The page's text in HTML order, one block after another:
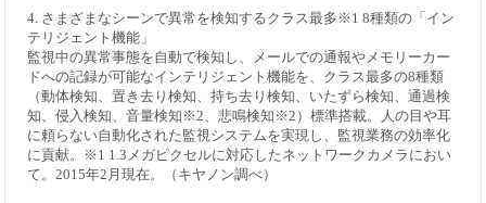
4. さまざまなシーンで異常を検知するクラス最多※1 8種類の「イン
テリジェント機能」
監視中の異常事態を自動で検知し、メールでの通報やメモリーカー
ドへの記録が可能なインテリジェント機能を、クラス最多の8種類
（動体検知、置き去り検知、持ち去り検知、いたずら検知、通過検
知、侵入検知、音量検知※2、悲鳴検知※2）標準搭載。人の目や耳
に頼らない自動化された監視システムを実現し、監視業務の効率化
に貢献。※1 1.3メガピクセルに対応したネットワークカメラにおい
て。2015年2月現在。（キヤノン調べ）